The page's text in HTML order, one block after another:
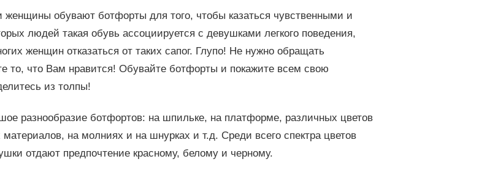
женщины обувают ботфорты для того, чтобы казаться чувственными и
людей такая обувь ассоциируется с девушками легкого поведения,
женщин отказаться от таких сапог. Глупо! Не нужно обращать
то, что Вам нравится! Обувайте ботфорты и покажите всем свою
из толпы!
разнообразие ботфортов: на шпильке, на платформе, различных цветов
материалов, на молниях и на шнурках и т.д. Среди всего спектра цветов
отдают предпочтение красному, белому и черному.